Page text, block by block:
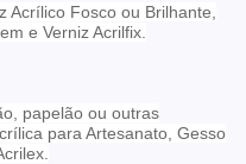
Acrílico Fosco ou Brilhante,
e Verniz Acrilfix.
papelão ou outras
para Artesanato, Gesso